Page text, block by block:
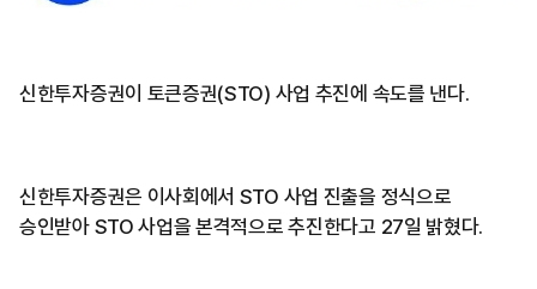
신한투자증권이 토큰증권(STO) 사업 추진에 속도를 낸다.
신한투자증권은 이사회에서 STO 사업 진출을 정식으로
승인받아 STO 사업을 본격적으로 추진한다고 27일 밝혔다.